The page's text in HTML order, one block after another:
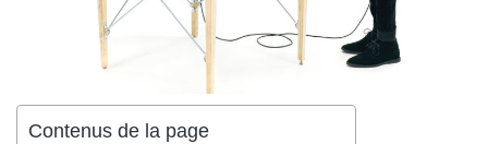
Contenus de la page